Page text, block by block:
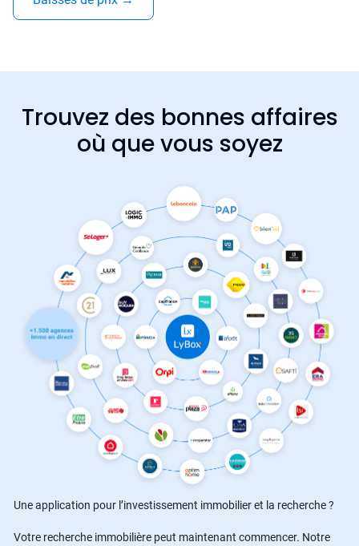
Trouvez des bonnes affaires
où que vous soyez
Une application pour l’investissement immobilier et la recherche ?
Votre recherche immobilière peut maintenant commencer. Notre